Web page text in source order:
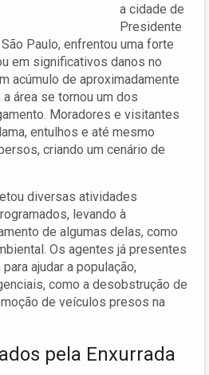
a cidade de
Presidente
Paulo, enfrentou uma forte
em significativos danos no
acúmulo de aproximadamente
área se tornou um dos
Moradores e visitantes
entulhos e até mesmo
criando um cenário de
diversas atividades
levando à
de algumas delas, como
Os agentes já presentes
ajudar a população,
como a desobstrução de
de veículos presos na
pela Enxurrada